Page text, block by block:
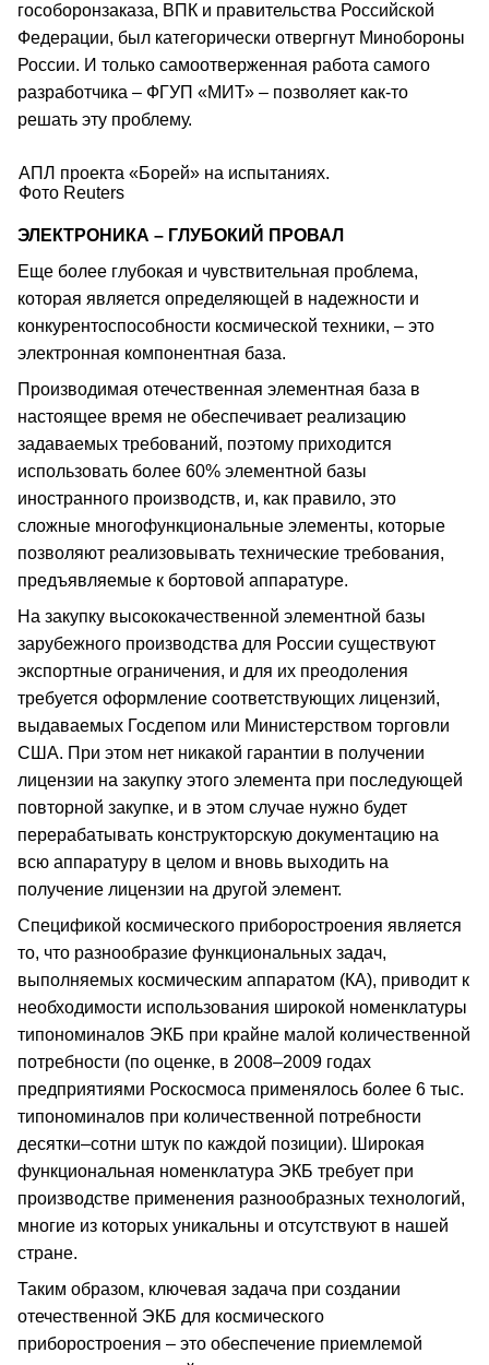
гособоронзаказа, ВПК и правительства Российской
Федерации, был категорически отвергнут Минобороны
России. И только самоотверженная работа самого
разработчика – ФГУП «МИТ» – позволяет как-то
решать эту проблему.
АПЛ проекта «Борей» на испытаниях.
Фото Reuters
ЭЛЕКТРОНИКА – ГЛУБОКИЙ ПРОВАЛ
Еще более глубокая и чувствительная проблема,
которая является определяющей в надежности и
конкурентоспособности космической техники, – это
электронная компонентная база.
Производимая отечественная элементная база в
настоящее время не обеспечивает реализацию
задаваемых требований, поэтому приходится
использовать более 60% элементной базы
иностранного производств, и, как правило, это
сложные многофункциональные элементы, которые
позволяют реализовывать технические требования,
предъявляемые к бортовой аппаратуре.
На закупку высококачественной элементной базы
зарубежного производства для России существуют
экспортные ограничения, и для их преодоления
требуется оформление соответствующих лицензий,
выдаваемых Госдепом или Министерством торговли
США. При этом нет никакой гарантии в получении
лицензии на закупку этого элемента при последующей
повторной закупке, и в этом случае нужно будет
перерабатывать конструкторскую документацию на
всю аппаратуру в целом и вновь выходить на
получение лицензии на другой элемент.
Спецификой космического приборостроения является
то, что разнообразие функциональных задач,
выполняемых космическим аппаратом (КА), приводит к
необходимости использования широкой номенклатуры
типономиналов ЭКБ при крайне малой количественной
потребности (по оценке, в 2008–2009 годах
предприятиями Роскосмоса применялось более 6 тыс.
типономиналов при количественной потребности
десятки–сотни штук по каждой позиции). Широкая
функциональная номенклатура ЭКБ требует при
производстве применения разнообразных технологий,
многие из которых уникальны и отсутствуют в нашей
стране.
Таким образом, ключевая задача при создании
отечественной ЭКБ для космического
приборостроения – это обеспечение приемлемой